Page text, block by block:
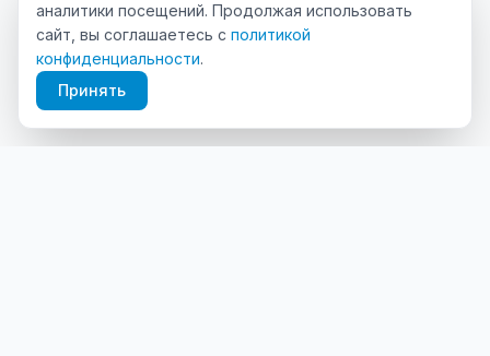
аналитики посещений. Продолжая использовать
сайт, вы соглашаетесь с политикой
конфиденциальности.
Принять